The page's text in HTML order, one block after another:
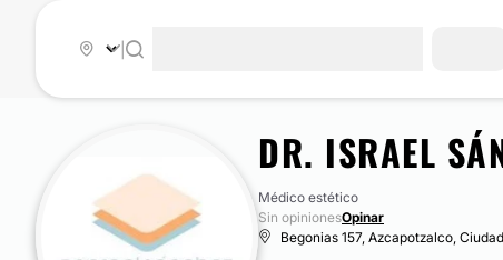
DR. ISRAEL
Médico estético
Sin opinionesOpinar
Begonias 157, Azcapotzalco,